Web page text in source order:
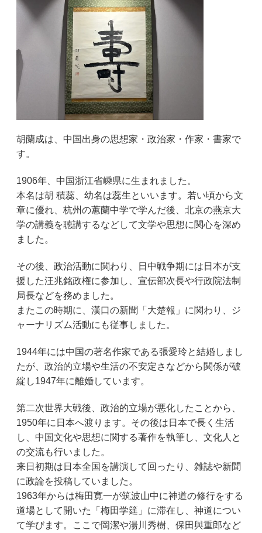
胡蘭成は、中国出身の思想家・政治家・作家・書家で
す。
1906年、中国浙江省嵊県に生まれました。
本名は胡 積蕊、幼名は蕊生といいます。若い頃から文
章に優れ、杭州の蕙蘭中学で学んだ後、北京の燕京大
学の講義を聴講するなどして文学や思想に関心を深め
ました。
その後、政治活動に関わり、日中戦争期には日本が支
援した汪兆銘政権に参加し、宣伝部次長や行政院法制
局長などを務めました。
またこの時期に、漢口の新聞「大楚報」に関わり、ジ
ャーナリズム活動にも従事しました。
1944年には中国の著名作家である張愛玲と結婚しまし
たが、政治的立場や生活の不安定さなどから関係が破
綻し1947年に離婚しています。
第二次世界大戦後、政治的立場が悪化したことから、
1950年に日本へ渡ります。その後は日本で長く生活
し、中国文化や思想に関する著作を執筆し、文化人と
の交流も行いました。
来日初期は日本全国を講演して回ったり、雑誌や新聞
に政論を投稿していました。
1963年からは梅田寛一が筑波山中に神道の修行をする
道場として開いた「梅田学筳」に滞在し、神道につい
て学びます。ここで岡潔や湯川秀樹、保田與重郎など